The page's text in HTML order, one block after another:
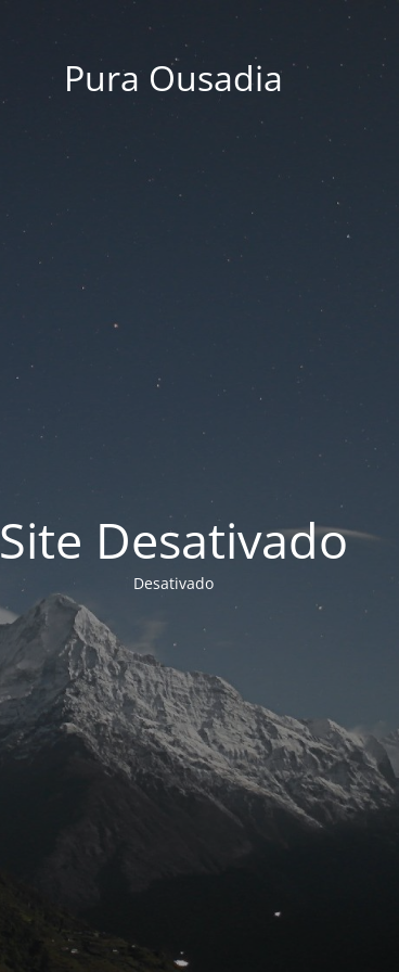
Pura Ousadia
Site Desativado
Desativado